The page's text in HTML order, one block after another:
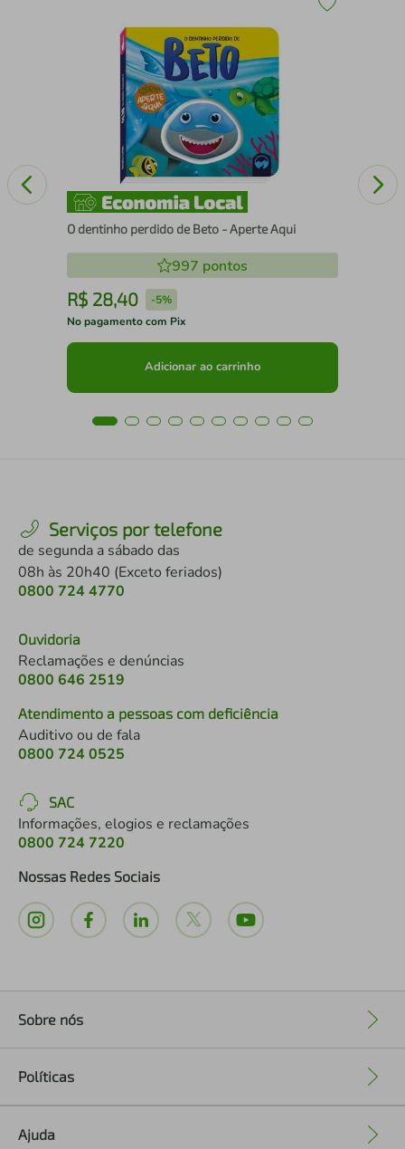
O dentinho perdido de Beto - Aperte Aqui
997 pontos
R$ 28,40 -5%
No pagamento com Pix
Adicionar ao carrinho
Serviços por telefone
de segunda a sábado das
08h às 20h40 (Exceto feriados)
0800 724 4770
Ouvidoria
Reclamações e denúncias
0800 646 2519
Atendimento a pessoas com deficiência
Auditivo ou de fala
0800 724 0525
SAC
Informações, elogios e reclamações
0800 724 7220
Nossas Redes Sociais
Sobre nós
Políticas
Ajuda